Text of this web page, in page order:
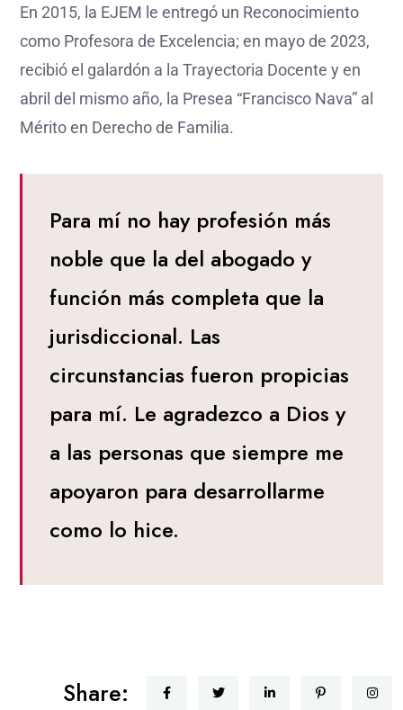
En 2015, la EJEM le entregó un Reconocimiento
como Profesora de Excelencia; en mayo de 2023,
recibió el galardón a la Trayectoria Docente y en
abril del mismo año, la Presea “Francisco Nava” al
Mérito en Derecho de Familia.
Para mí no hay profesión más
noble que la del abogado y
función más completa que la
jurisdiccional. Las
circunstancias fueron propicias
para mí. Le agradezco a Dios y
a las personas que siempre me
apoyaron para desarrollarme
como lo hice.
Share: